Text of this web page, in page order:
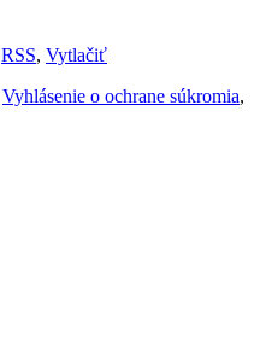
RSS, Vytlačiť
Vyhlásenie o ochrane súkromia,